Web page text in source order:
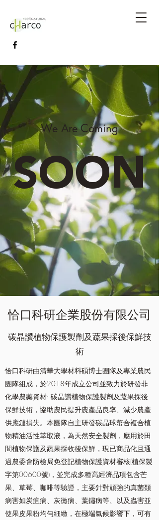
We Are Coming
SOON
恰口科研企業股份有限公司
碳晶讚植物保護製劑及蔬果採後保鮮技
術
恰口科研由清華大學材料碩博士團隊及專業農民
團隊組成，於2018年成立公司並致力於研發非
化學農藥資材: 碳晶讚植物保護製劑及蔬果採後
保鮮技術，協助農民提升農產品良率、減少農產
供應鏈損失。本團隊自主研發碳晶球螯合複合植
物精油活性萃取液，為天然安全製劑，應用於田
間植物保護及蔬果採收後保鮮，現已商品化且通
過農委會防檢局免登記植物保護資材審核(植保製
字第00600號)，並完成多種高經濟品項包含芒
果、草莓、咖啡等驗證，主要針對頑強的真菌類
病害如炭疽病、灰黴病、葉鏽病等、以及蟲害並
使果皮果粉均勻細緻，在極端氣候影響下，可有